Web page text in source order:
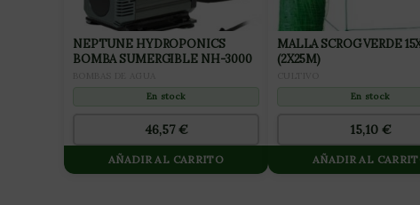
NEPTUNE HYDROPONICS
BOMBA SUMERGIBLE NH-3000
En stock
46,57€
AÑADIR AL CARRITO
MALLA SCROG VERDE 15X15CM
(2X25M)
En stock
15,10 €
AÑADIR AL